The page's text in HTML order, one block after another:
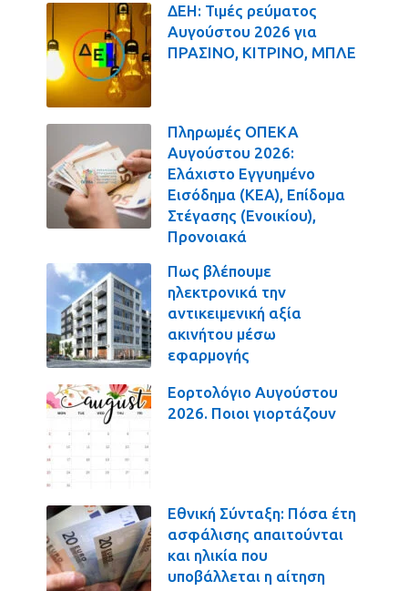
ΔΕΗ: Τιμές ρεύματος
Αυγούστου 2026 για
ΠΡΑΣΙΝΟ, ΚΙΤΡΙΝΟ, ΜΠΛΕ
Πληρωμές ΟΠΕΚΑ
Αυγούστου 2026:
Ελάχιστο Εγγυημένο
Εισόδημα (ΚΕΑ), Επίδομα
Στέγασης (Ενοικίου),
Προνοιακά
Πως βλέπουμε
ηλεκτρονικά την
αντικειμενική αξία
ακινήτου μέσω
εφαρμογής
Εορτολόγιο Αυγούστου
2026. Ποιοι γιορτάζουν
Εθνική Σύνταξη: Πόσα έτη
ασφάλισης απαιτούνται
και ηλικία που
υποβάλλεται η αίτηση